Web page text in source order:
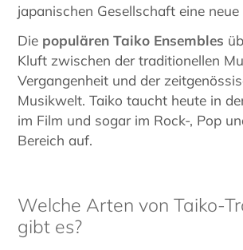
japanischen Gesellschaft eine
Die populären Taiko Ensembles
Kluft zwischen der traditionellen
Vergangenheit und der
Musikwelt. Taiko taucht heute in
im Film und sogar im Rock-, Pop
Bereich auf.
Welche Arten von Taiko-
gibt es?